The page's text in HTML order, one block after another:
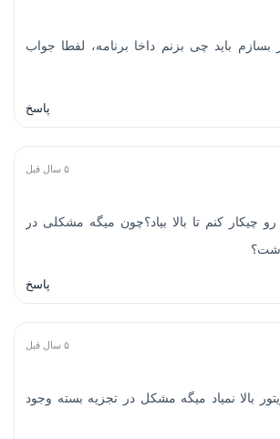
بسازم باید چی بزنم داخا برنامه، لفطا جواب
پاسخ
۵ سال قبل
چیکار کنم تا بالا بیاد؟چون میگه مشکلی در
پاسخ
۵ سال قبل
بالا نمیاد میگه مشکل در تجزیه بسته وجود